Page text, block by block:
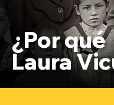
¿Por qué
Laura